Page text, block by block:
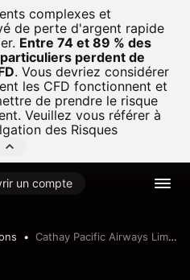
complexes et
de perte d'argent rapide
Entre 74 et 89 % des
perdent de
. Vous devriez considérer
les CFD fonctionnent et
de prendre le risque
Veuillez vous référer à
des Risques
un compte
Cathay Pacific Airways Limited